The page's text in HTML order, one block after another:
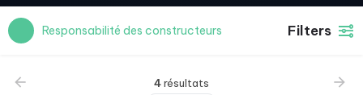
Responsabilité des constructeurs Filters
4résultats